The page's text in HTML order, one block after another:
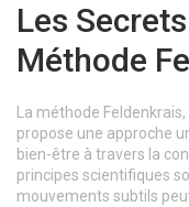
Les
Méthode
La méthode
propose une approche
bien-être à travers la
principes scientifiques
mouvements subtils